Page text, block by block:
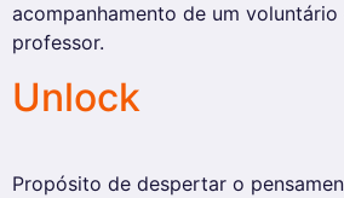
acompanhamento de um
professor.
Unlock
Propósito de despertar o